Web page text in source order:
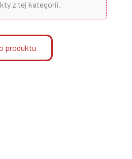
z tej kategorii.
produktu